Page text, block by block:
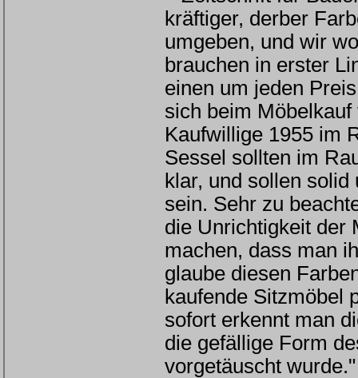
kräftiger, derber
umgeben, und wir
brauchen in erster
einen um jeden
sich beim Möbelkauf
Kaufwillige 1955 im
Sessel sollten im
klar, und sollen
sein. Sehr zu
die Unrichtigkeit der
machen, dass man
glaube diesen
kaufende Sitzmöbel
sofort erkennt man
die gefällige Form
vorgetäuscht wurde."